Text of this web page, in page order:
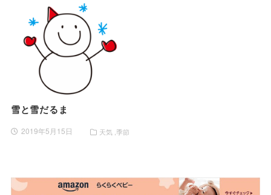
雪と雪だるま
2019年5月15日 天気 季節